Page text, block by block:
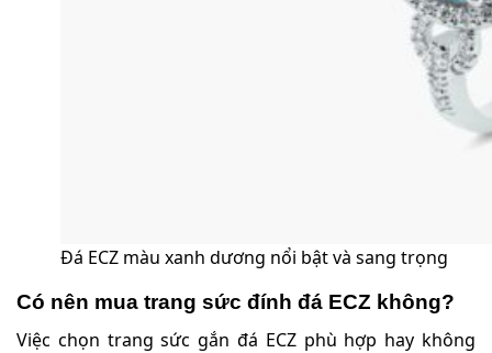
Đá ECZ màu xanh dương nổi bật và sang trọng
Có nên mua trang sức đính đá ECZ không?
Việc chọn trang sức gắn đá ECZ phù hợp hay không